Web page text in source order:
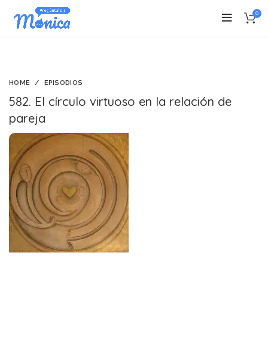
0
HOME EPISODIOS
582. El círculo virtuoso en la relación de
pareja